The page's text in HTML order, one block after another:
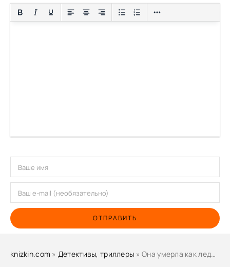
ОТПРАВИТЬ
knizkin.com » Детективы, триллеры » Она умерла как леди - Джон Диксон Карр